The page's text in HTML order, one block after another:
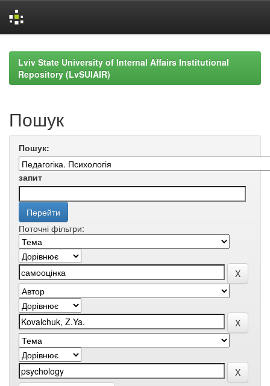
navigationLviv State University of Internal Affairs Institutional
Repository (LvSUIAIR)
Пошук
Пошук:
запит
Поточні фільтри: